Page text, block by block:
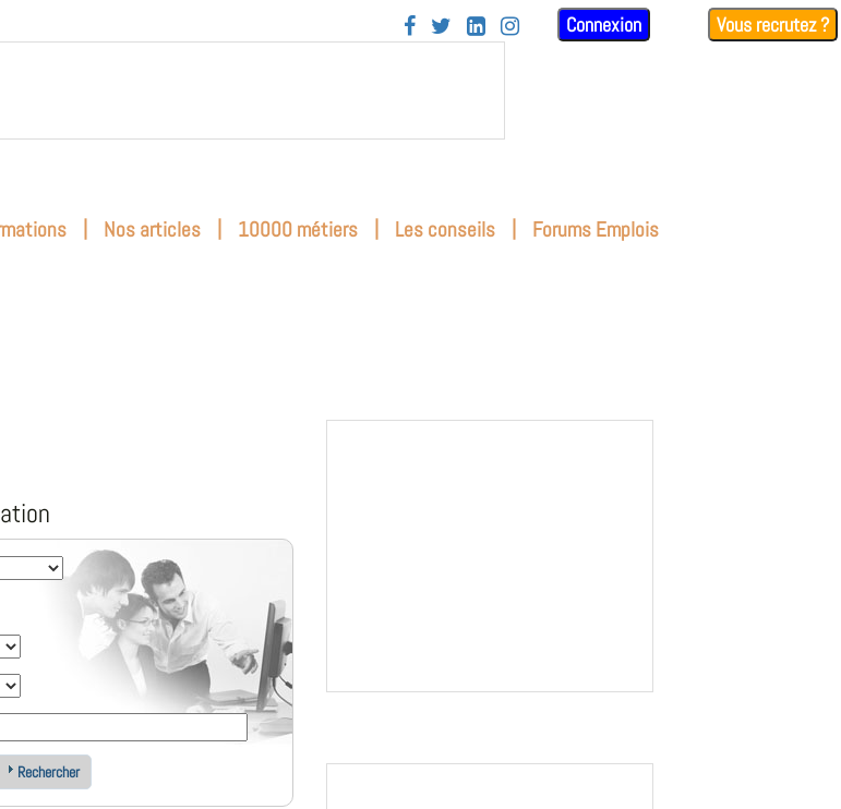
    Connexion Vous recrutez ?
| Nos articles | 10000 métiers | Les conseils | Forums Emplois
Rechercher